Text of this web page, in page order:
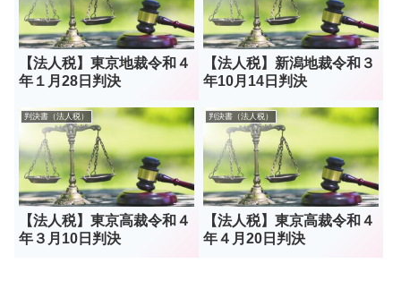
【法人税】東京地裁令和４
年１月28日判決
【法人税】新潟地裁令和３
年10月14日判決
判決書（法人税）
【法人税】東京高裁令和４
年３月10日判決
判決書（法人税）
【法人税】東京高裁令和４
年４月20日判決